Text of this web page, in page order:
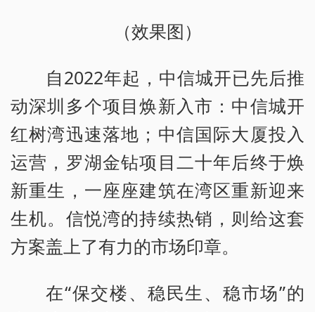
（效果图）
自2022年起，中信城开已先后推
动深圳多个项目焕新入市：中信城开
红树湾迅速落地；中信国际大厦投入
运营，罗湖金钻项目二十年后终于焕
新重生，一座座建筑在湾区重新迎来
生机。信悦湾的持续热销，则给这套
方案盖上了有力的市场印章。
在“保交楼、稳民生、稳市场”的